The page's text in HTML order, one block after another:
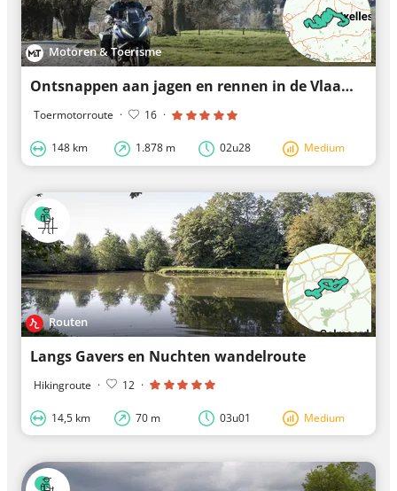
Motoren & Toerisme
Ontsnappen aan jagen en rennen in de Vlaamse Ardennen
Toermotorroute · 16 ·
148 km 1.878 m 02u28 Medium
Routen
Langs Gavers en Nuchten wandelroute
Hikingroute · 12 ·
14,5 km 70 m 03u01 Medium